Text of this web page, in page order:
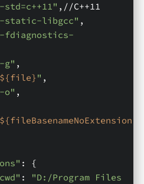
std=c++11" ,//C++11
static-libgcc" ,
fdiagnostics-
g" ,
${file} " ,
o" ,
${fileBasenameNoExtension
: {
:
"D:/Program Files